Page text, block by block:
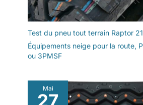
Test du pneu tout terrain Raptor
Équipements neige pour la route,
ou 3PMSF
Mai
27